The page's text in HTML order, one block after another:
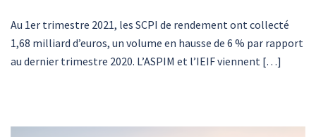
Au 1er trimestre 2021, les SCPI de rendement ont collecté
1,68 milliard d’euros, un volume en hausse de 6 % par rapport
au dernier trimestre 2020. L’ASPIM et l’IEIF viennent […]